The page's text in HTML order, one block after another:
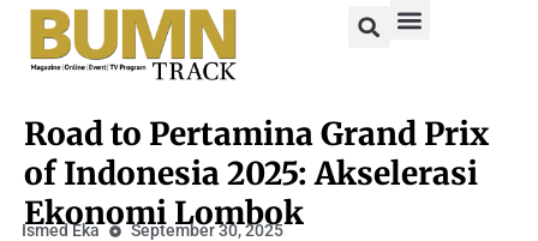
Road to Pertamina Grand Prix
of Indonesia 2025: Akselerasi
Ekonomi Lombok
Ismed Eka September 30, 2025